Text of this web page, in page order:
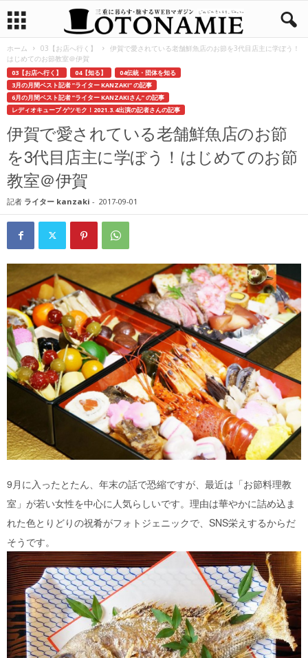
ホーム 03【お店へ行く】
伊賀で愛されている老舗鮮魚店のお節を3代目店主に学ぼう！
はじめてのお節教室＠伊賀
03【お店へ行く】 04【知る】
04伝統・団体を知る
3月の月間ベスト記者 ”ライター KANZAKI” の記事
6月の月間ベスト記者 ”ライター KANZAKIさん” の記事
レディオキューブ ゲツモク！2021.3.4出演の記者さんの記事
伊賀で愛されている老舗鮮魚店のお節
を3代目店主に学ぼう！はじめてのお節
教室＠伊賀
記者 ライター kanzaki - 2017-09-01
9月に入ったとたん、年末の話で恐縮ですが、最近は「お節料理教
室」が若い女性を中心に人気らしいです。理由は華やかに詰め込ま
れた色とりどりの祝肴がフォトジェニックで、SNS栄えするからだ
そうです。